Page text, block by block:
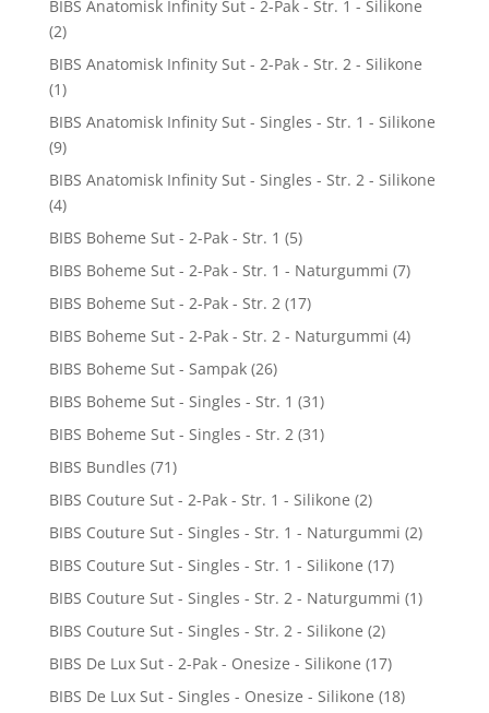
BIBS Anatomisk Infinity Sut - 2-Pak - Str. 1 - Silikone
(2)
BIBS Anatomisk Infinity Sut - 2-Pak - Str. 2 - Silikone
(1)
BIBS Anatomisk Infinity Sut - Singles - Str. 1 - Silikone
(9)
BIBS Anatomisk Infinity Sut - Singles - Str. 2 - Silikone
(4)
BIBS Boheme Sut - 2-Pak - Str. 1 (5)
BIBS Boheme Sut - 2-Pak - Str. 1 - Naturgummi (7)
BIBS Boheme Sut - 2-Pak - Str. 2 (17)
BIBS Boheme Sut - 2-Pak - Str. 2 - Naturgummi (4)
BIBS Boheme Sut - Sampak (26)
BIBS Boheme Sut - Singles - Str. 1 (31)
BIBS Boheme Sut - Singles - Str. 2 (31)
BIBS Bundles (71)
BIBS Couture Sut - 2-Pak - Str. 1 - Silikone (2)
BIBS Couture Sut - Singles - Str. 1 - Naturgummi (2)
BIBS Couture Sut - Singles - Str. 1 - Silikone (17)
BIBS Couture Sut - Singles - Str. 2 - Naturgummi (1)
BIBS Couture Sut - Singles - Str. 2 - Silikone (2)
BIBS De Lux Sut - 2-Pak - Onesize - Silikone (17)
BIBS De Lux Sut - Singles - Onesize - Silikone (18)